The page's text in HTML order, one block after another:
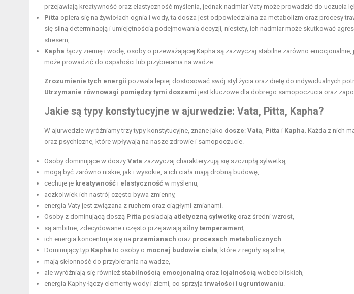
przejawiają kreatywność oraz elastyczność myślenia, jednak nadmiar Vaty może prowadzić do uczucia
Pitta opiera się na żywiołach ognia i wody, ta dosza jest odpowiedzialna za metabolizm oraz procesy
się silną determinacją i umiejętnością podejmowania decyzji, niestety, ich nadmiar może skutkować
stresem,
Kapha łączy ziemię i wodę, osoby o przeważającej Kapha są zazwyczaj stabilne zarówno
może prowadzić do ospałości lub przybierania na wadze.
Zrozumienie tych energii pozwala lepiej dostosować swój styl życia oraz dietę do indywidualnych
Utrzymanie równowagi pomiędzy tymi doszami jest kluczowe dla dobrego samopoczucia oraz
Jakie są typy konstytucyjne w ajurwedzie: Vata, Pitta, Kapha?
W ajurwedzie wyróżniamy trzy typy konstytucyjne, znane jako dosze: Vata, Pitta i Kapha. Każda z nich
oraz psychiczne, które wpływają na nasze zdrowie i samopoczucie.
Osoby dominujące w doszy Vata zazwyczaj charakteryzują się szczupłą sylwetką,
mogą być zarówno niskie, jak i wysokie, a ich ciała mają drobną budowę,
cechuje je kreatywność i elastyczność w myśleniu,
aczkolwiek ich nastrój często bywa zmienny,
energia Vaty jest związana z ruchem oraz ciągłymi zmianami.
Osoby z dominującą doszą Pitta posiadają atletyczną sylwetkę oraz średni wzrost,
są ambitne, zdecydowane i często przejawiają silny temperament,
ich energia koncentruje się na przemianach oraz procesach metabolicznych.
Dominujący typ Kapha to osoby o mocnej budowie ciała, które z reguły są silne,
mają skłonność do przybierania na wadze,
ale wyróżniają się również stabilnością emocjonalną oraz lojalnością wobec bliskich,
energia Kaphy łączy elementy wody i ziemi, co sprzyja trwałości i ugruntowaniu.